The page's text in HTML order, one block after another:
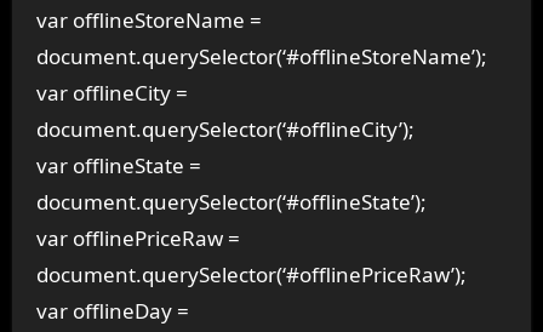
var offlineStoreName =
document.querySelector(‘#offlineStoreName’);
var offlineCity =
document.querySelector(‘#offlineCity’);
var offlineState =
document.querySelector(‘#offlineState’);
var offlinePriceRaw =
document.querySelector(‘#offlinePriceRaw’);
var offlineDay =